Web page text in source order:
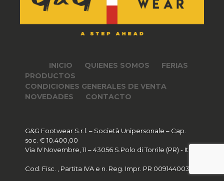
INICIO QUIENES SOMOS
FERIAS
PRODUCTOS
CONDICIONES GENERALES DE VENTA
NOVEDADES
CONTACTO
G&G Footwear S.r.l. – Società Unipersonale – Cap.
soc. € 10.400,00
Via IV Novembre, 11 – 43056 S.Polo di Torrile (PR) - Italy
Cod. Fisc. , Partita IVA e n. Reg. Impr. PR 00914400346